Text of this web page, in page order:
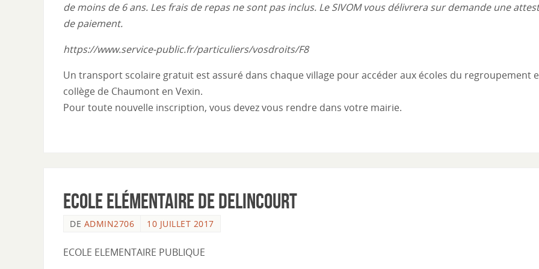
de moins de 6 ans. Les frais de repas ne sont pas inclus. Le SIVOM vous délivrera sur demande une
de paiement.
https://www.service-public.fr/particuliers/vosdroits/F8
Un transport scolaire gratuit est assuré dans chaque village pour accéder aux écoles du regroupement
collège de Chaumont en Vexin.
Pour toute nouvelle inscription, vous devez vous rendre dans votre mairie.
Ecole Elémentaire de Delincourt
DE ADMIN2706 10 JUILLET 2017
ECOLE ELEMENTAIRE PUBLIQUE